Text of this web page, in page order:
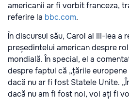
americanii ar fi vorbit franceza,
referire la bbc.com.
În discursul său, Carol al III-lea a
președintelui american despre
mondială. În special, el a
despre faptul că „țările europene
dacă nu ar fi fost Statele Unite.
dacă nu am fi fost noi, voi ați fi